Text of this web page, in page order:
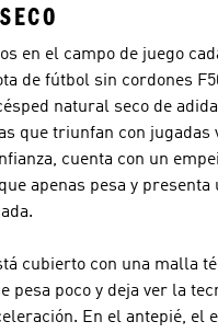
en el campo de juego
de fútbol sin cordones
natural seco de
que triunfan con jugadas
cuenta con un
apenas pesa y presenta
cubierto con una malla
pesa poco y deja ver la
En el antepié, el